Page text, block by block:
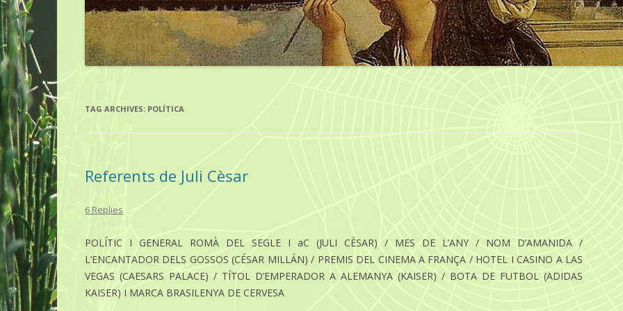
TAG ARCHIVES: POLÍTICA
Referents de Juli Cèsar
6 Replies
POLÍTIC I GENERAL ROMÀ DEL SEGLE I aC (JULI CÈSAR) / MES DE L’ANY / NOM D’AMANIDA /
L’ENCANTADOR DELS GOSSOS (CÉSAR MILLÁN) / PREMIS DEL CINEMA A FRANÇA / HOTEL I CASINO A LAS
VEGAS (CAESARS PALACE) / TÍTOL D’EMPERADOR A ALEMANYA (KAISER) / BOTA DE FUTBOL (ADIDAS
KAISER) I MARCA BRASILENYA DE CERVESA